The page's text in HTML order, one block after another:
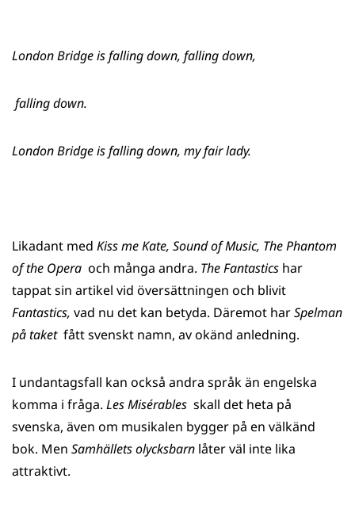
London Bridge is falling down, falling down,
falling down.
London Bridge is falling down, my fair lady.
Likadant med Kiss me Kate, Sound of Music, The Phantom
of the Opera och många andra. The Fantastics har
tappat sin artikel vid översättningen och blivit
Fantastics, vad nu det kan betyda. Däremot harSpelman
på taketfått svenskt namn, av okänd anledning.
I undantagsfall kan också andra språk än engelska
komma i fråga. Les Misérables skall det heta på
svenska, även om musikalen bygger på en välkänd
bok. Men Samhällets olycksbarn låter väl inte lika
attraktivt.